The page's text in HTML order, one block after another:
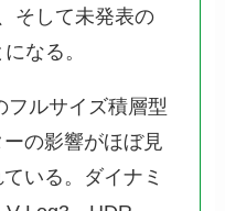
そして未発表の
なる。
フルサイズ積層型
の影響がほぼ見
いる。ダイナミ